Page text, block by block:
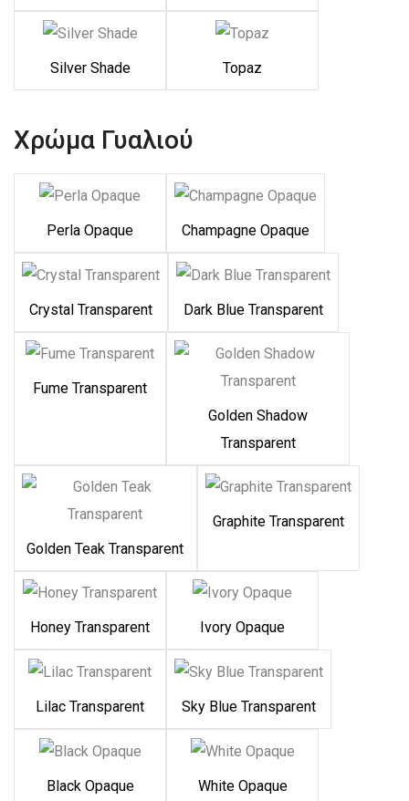
Silver Shade Topaz
Χρώμα Γυαλιού
Perla Opaque Champagne Opaque
Crystal Transparent Dark Blue Transparent
Fume Transparent
Golden Shadow
Transparent
Golden Teak Transparent
Graphite Transparent
Honey Transparent Ivory Opaque
Lilac Transparent Sky Blue Transparent
Black Opaque White Opaque